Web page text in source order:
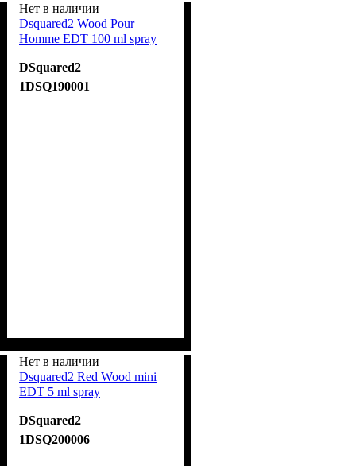
Нет в наличии
Dsquared2 Wood Pour
Homme EDT 100 ml spray
DSquared2
1DSQ190001
Нет в наличии
Dsquared2 Red Wood mini
EDT 5 ml spray
DSquared2
1DSQ200006